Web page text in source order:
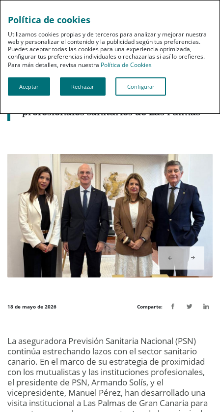
Noticias destacadas
PSN refuerza su compromiso con los
profesionales sanitarios de Las Palmas
18 de mayo de 2026 Comparte:
La aseguradora Previsión Sanitaria Nacional (PSN)
continúa estrechando lazos con el sector sanitario
canario. En el marco de su estrategia de proximidad
con los mutualistas y las instituciones profesionales,
el presidente de PSN, Armando Solís, y el
vicepresidente, Manuel Pérez, han desarrollado una
visita institucional a Las Palmas de Gran Canaria para
Política de cookies
Utilizamos cookies propias y de terceros para analizar y mejorar nuestra
web y personalizar el contenido y la publicidad según tus preferencias.
Puedes aceptar todas las cookies para una experiencia optimizada,
configurar tus preferencias individuales o rechazarlas si así lo prefieres.
Para más detalles, revisa nuestra Política de Cookies
Aceptar Rechazar Configurar